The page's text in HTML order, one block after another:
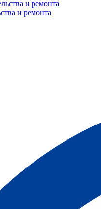
и ремонта